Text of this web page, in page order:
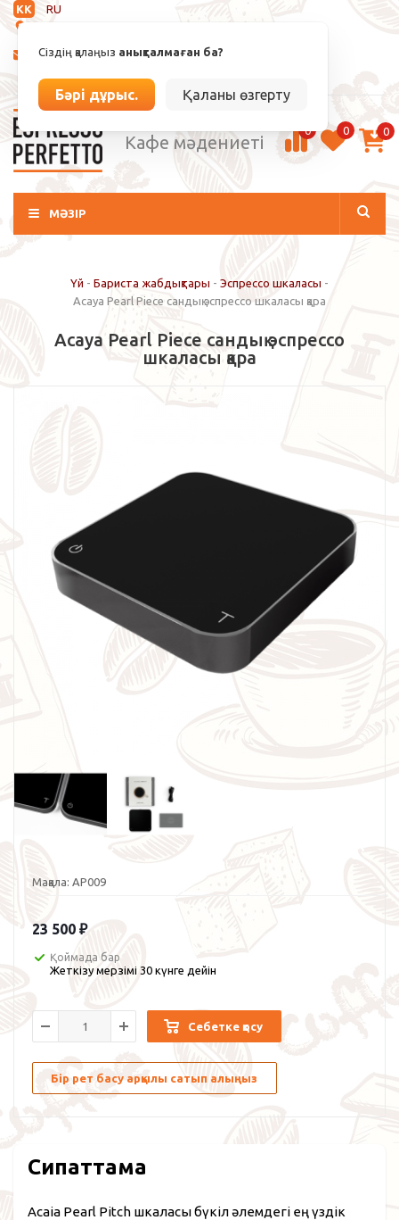
KK
RU
Сіздің қалаңыз анықталмаған ба?
Бәрі дұрыс. Қаланы өзгерту
info@espressoperfetto.kz
Кафе мәдениеті
0 0 0
МӘЗІР
Үй - Бариста жабдықтары - Эспрессо шкаласы -
Acaya Pearl Piece сандық эспрессо шкаласы қара
Acaya Pearl Piece сандық эспрессо
шкаласы қара
Мақала: AP009
23 500 ₽
Қоймада бар
Жеткізу мерзімі 30 күнге дейін
Себетке қосу
Бір рет басу арқылы сатып алыңыз
Сипаттама
Acaia Pearl Pitch шкаласы бүкіл әлемдегі ең үздік